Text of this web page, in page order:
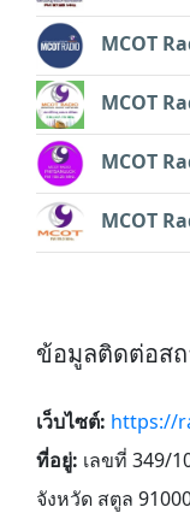
MCOT
MCOT
MCOT
MCOT
ข้อมูลติดต่อส
เว็บไซต์: https://
ที่อยู่: เลขที่ 349/
จังหวัด สตูล